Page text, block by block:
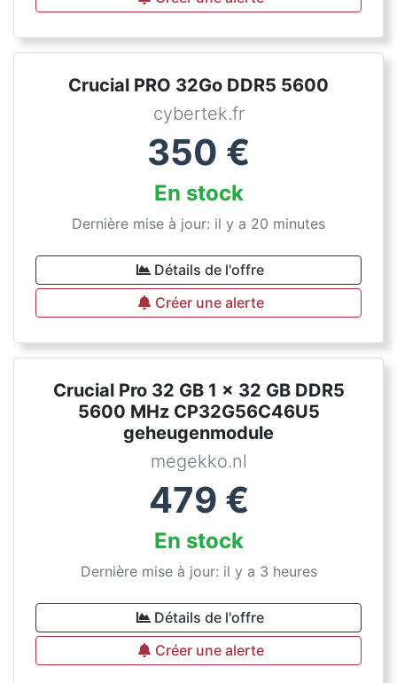
Crucial PRO 32Go DDR5 5600
cybertek.fr
350 €
En stock
Dernière mise à jour: il y a 20 minutes
Détails de l'offre
Créer une alerte
Crucial Pro 32 GB 1 x 32 GB DDR5
5600 MHz CP32G56C46U5
geheugenmodule
megekko.nl
479 €
En stock
Dernière mise à jour: il y a 3 heures
Détails de l'offre
Créer une alerte